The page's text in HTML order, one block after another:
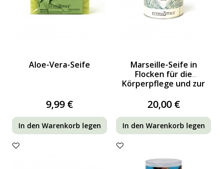
Aloe-Vera-Seife
9,99 €
In den Warenkorb legen
Marseille-Seife in
Flocken für die
Körperpflege und zur
20,00 €
In den Warenkorb legen